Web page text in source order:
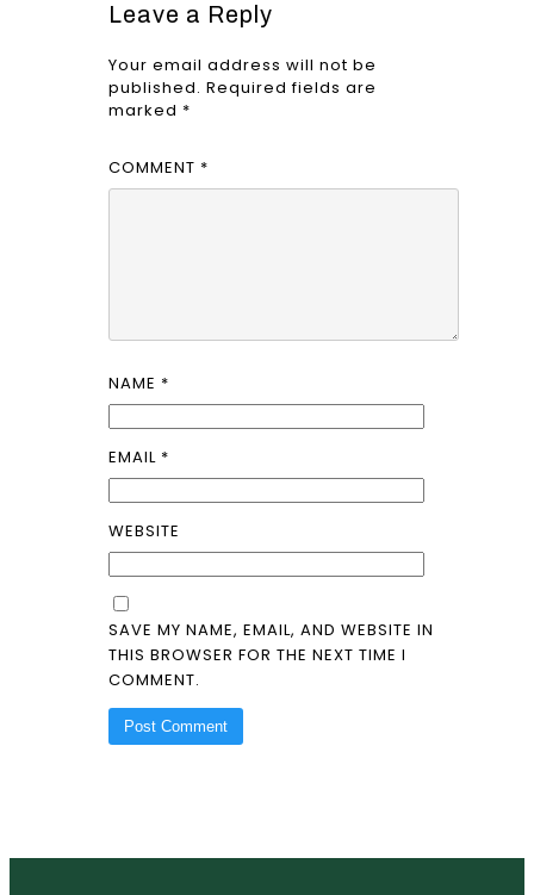
Leave a Reply
Your email address will not be
published. Required fields are
marked *
COMMENT *
NAME *
EMAIL *
WEBSITE
SAVE MY NAME, EMAIL, AND WEBSITE IN
THIS BROWSER FOR THE NEXT TIME I
COMMENT.